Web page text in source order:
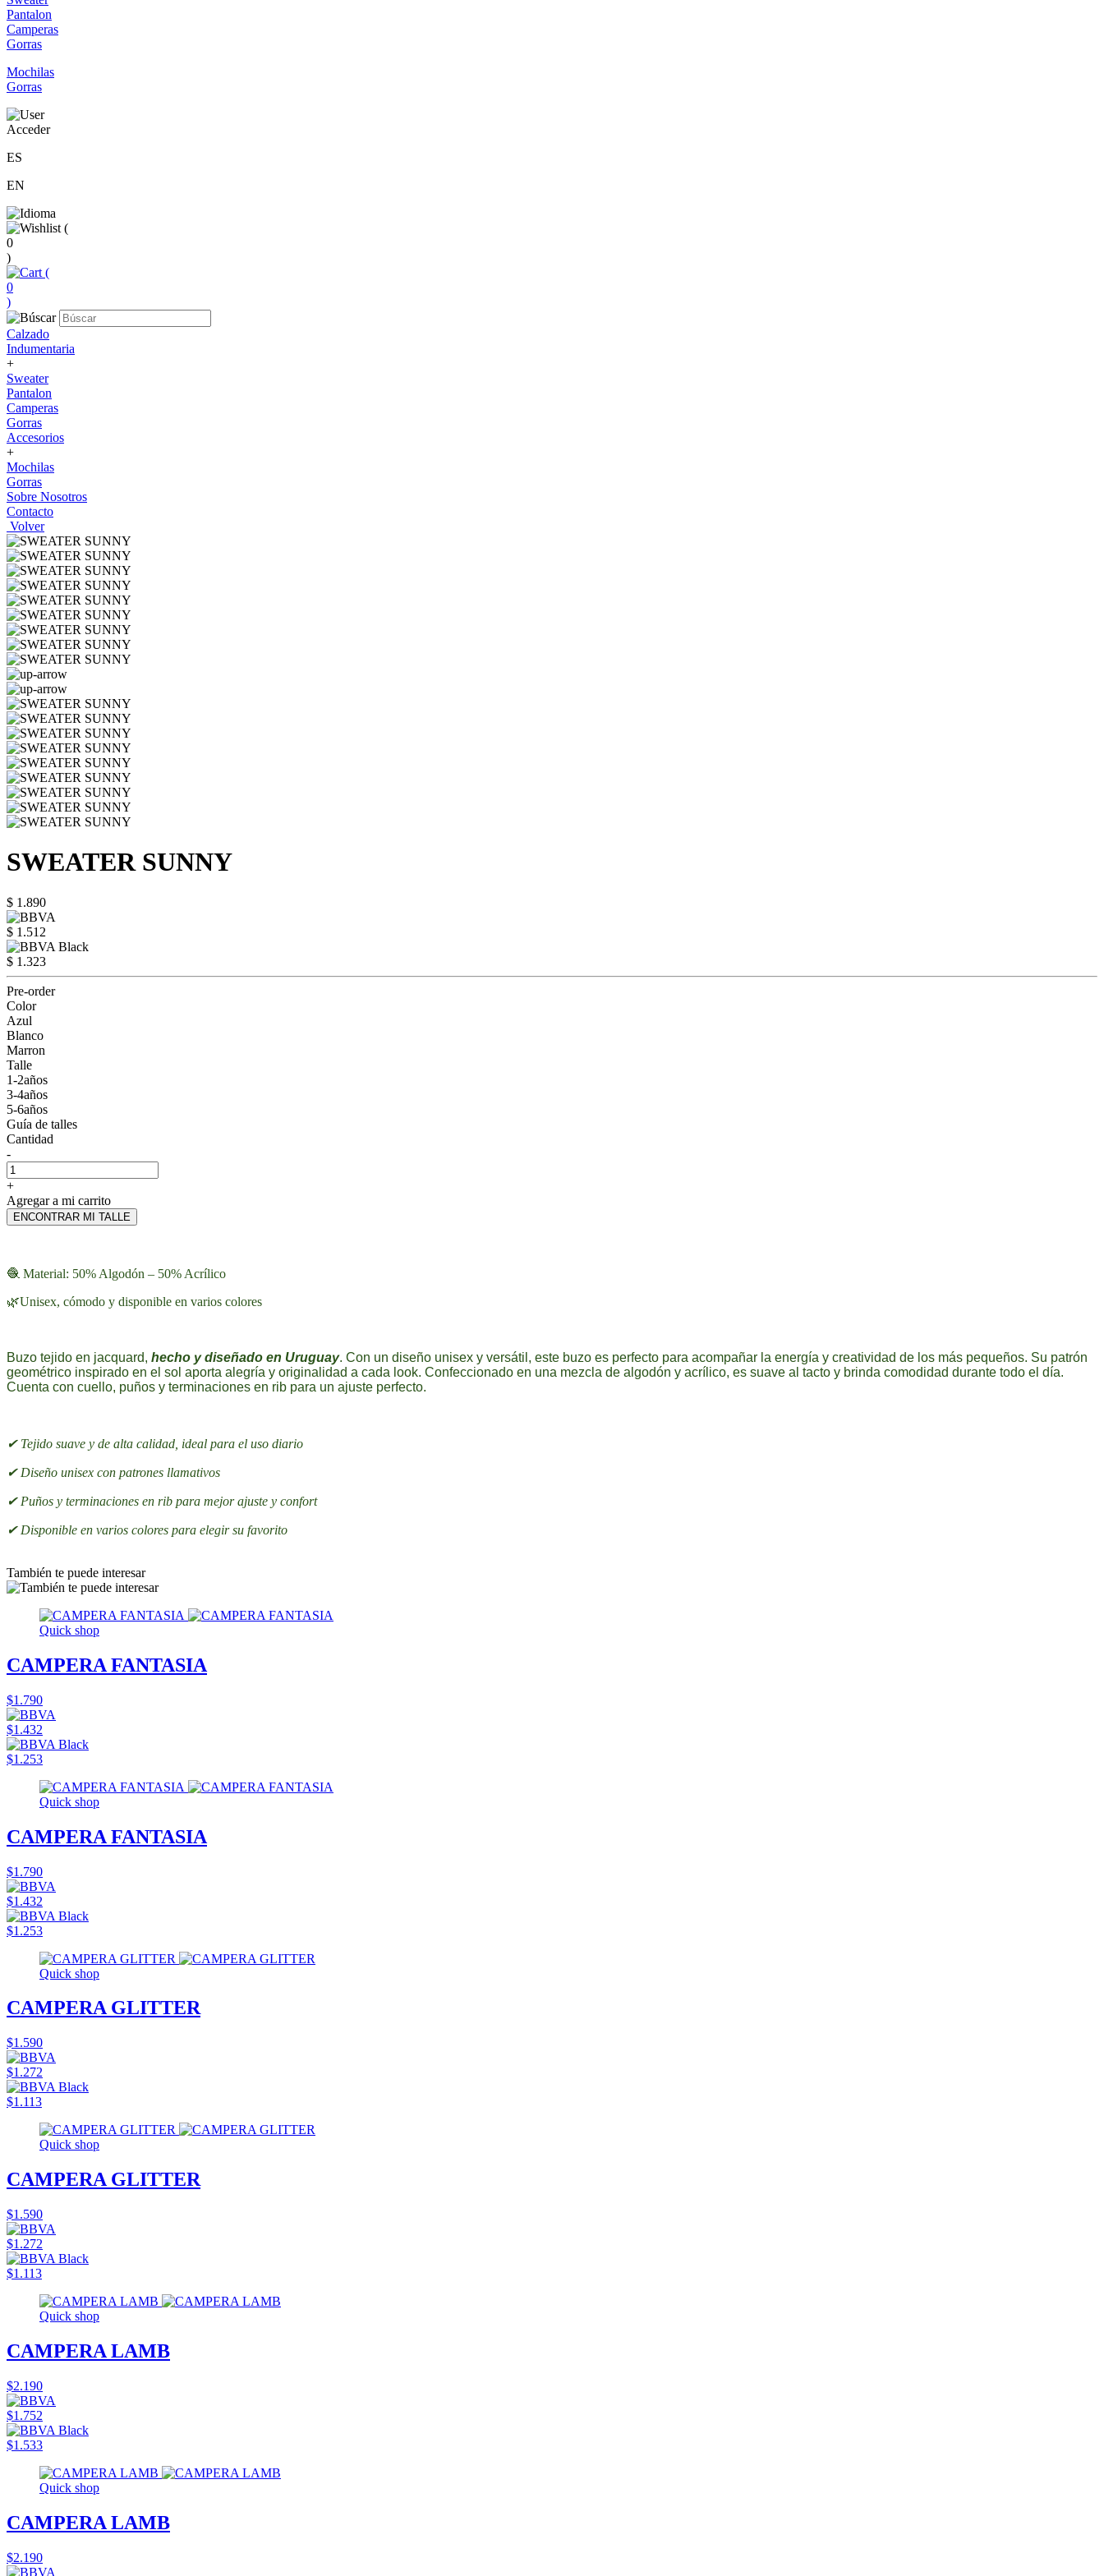
Pantalon
Camperas
Gorras
Mochilas
Gorras
Acceder
ES
EN
(
0
)
(
0
)
Calzado
Indumentaria
+
Sweater
Pantalon
Camperas
Gorras
Accesorios
+
Mochilas
Gorras
Sobre Nosotros
Contacto
Volver
SWEATER SUNNY
$ 1.890
$ 1.512
$ 1.323
Pre-order
Color
Azul
Blanco
Marron
Talle
1-2años
3-4años
5-6años
Guía de talles
Cantidad
-
+
Agregar a mi carrito
ENCONTRAR MI TALLE
🧶 Material: 50% Algodón – 50% Acrílico
🌿Unisex, cómodo y disponible en varios colores
Buzo tejido en jacquard, hecho y diseñado en Uruguay. Con un diseño unisex y versátil, este buzo es perfecto para acompañar la energía y creatividad de los más pequeños. Su patrón
geométrico inspirado en el sol aporta alegría y originalidad a cada look. Confeccionado en una mezcla de algodón y acrílico, es suave al tacto y brinda comodidad durante todo el día.
Cuenta con cuello, puños y terminaciones en rib para un ajuste perfecto.
✔ Tejido suave y de alta calidad, ideal para el uso diario
✔ Diseño unisex con patrones llamativos
✔ Puños y terminaciones en rib para mejor ajuste y confort
✔ Disponible en varios colores para elegir su favorito
También te puede interesar
Quick shop
CAMPERA FANTASIA
$1.790
$1.432
$1.253
Quick shop
CAMPERA FANTASIA
$1.790
$1.432
$1.253
Quick shop
CAMPERA GLITTER
$1.590
$1.272
$1.113
Quick shop
CAMPERA GLITTER
$1.590
$1.272
$1.113
Quick shop
CAMPERA LAMB
$2.190
$1.752
$1.533
Quick shop
CAMPERA LAMB
$2.190